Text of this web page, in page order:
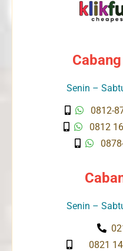
Senin –
0812-
0812
Senin –
0821